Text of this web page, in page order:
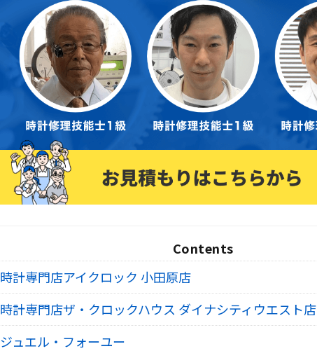
Contents
時計専門店アイクロック 小田原店
時計専門店ザ・クロックハウス ダイナシティウエスト店
ジュエル・フォーユー